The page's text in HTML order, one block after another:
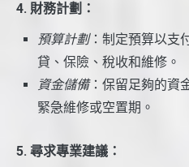
4. 財務計劃：
預算計劃：制定預算以支
貸、保險、稅收和維修。
資金儲備：保留足夠的資
緊急維修或空置期。
5. 尋求專業建議：